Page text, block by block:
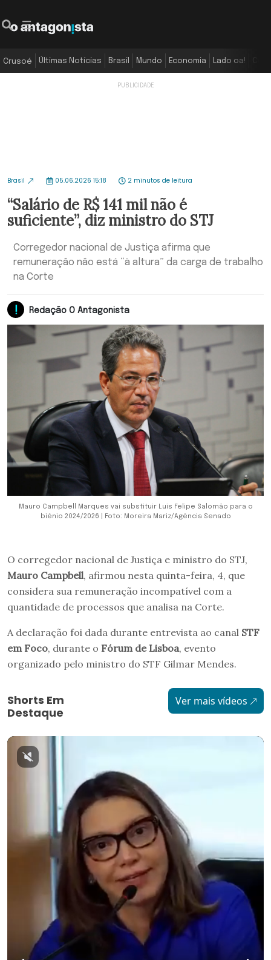
Crusoé Últimas Notícias Brasil Mundo Economia Lado oa!
Brasil 05.06.2026 15:18 2 minutos de leitura
“Salário de R$ 141 mil não é
suficiente”, diz ministro do STJ
Corregedor nacional de Justiça afirma que
remuneração não está “à altura” da carga de trabalho
na Corte
Redação O Antagonista
Mauro Campbell Marques vai substituir Luis Felipe Salomão para o
biênio 2024/2026 | Foto: Moreira Mariz/Agência Senado
O corregedor nacional de Justiça e ministro do STJ,
Mauro Campbell, afirmou nesta quinta-feira, 4, que
considera sua remuneração incompatível com a
quantidade de processos que analisa na Corte.
A declaração foi dada durante entrevista ao canal STF
em Foco, durante o Fórum de Lisboa, evento
organizado pelo ministro do STF Gilmar Mendes.
Shorts Em
Destaque
Ver mais vídeos